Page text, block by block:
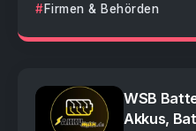
Firmen & Behörden
WSB
Akkus,